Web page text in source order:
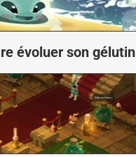
évoluer son gélutin